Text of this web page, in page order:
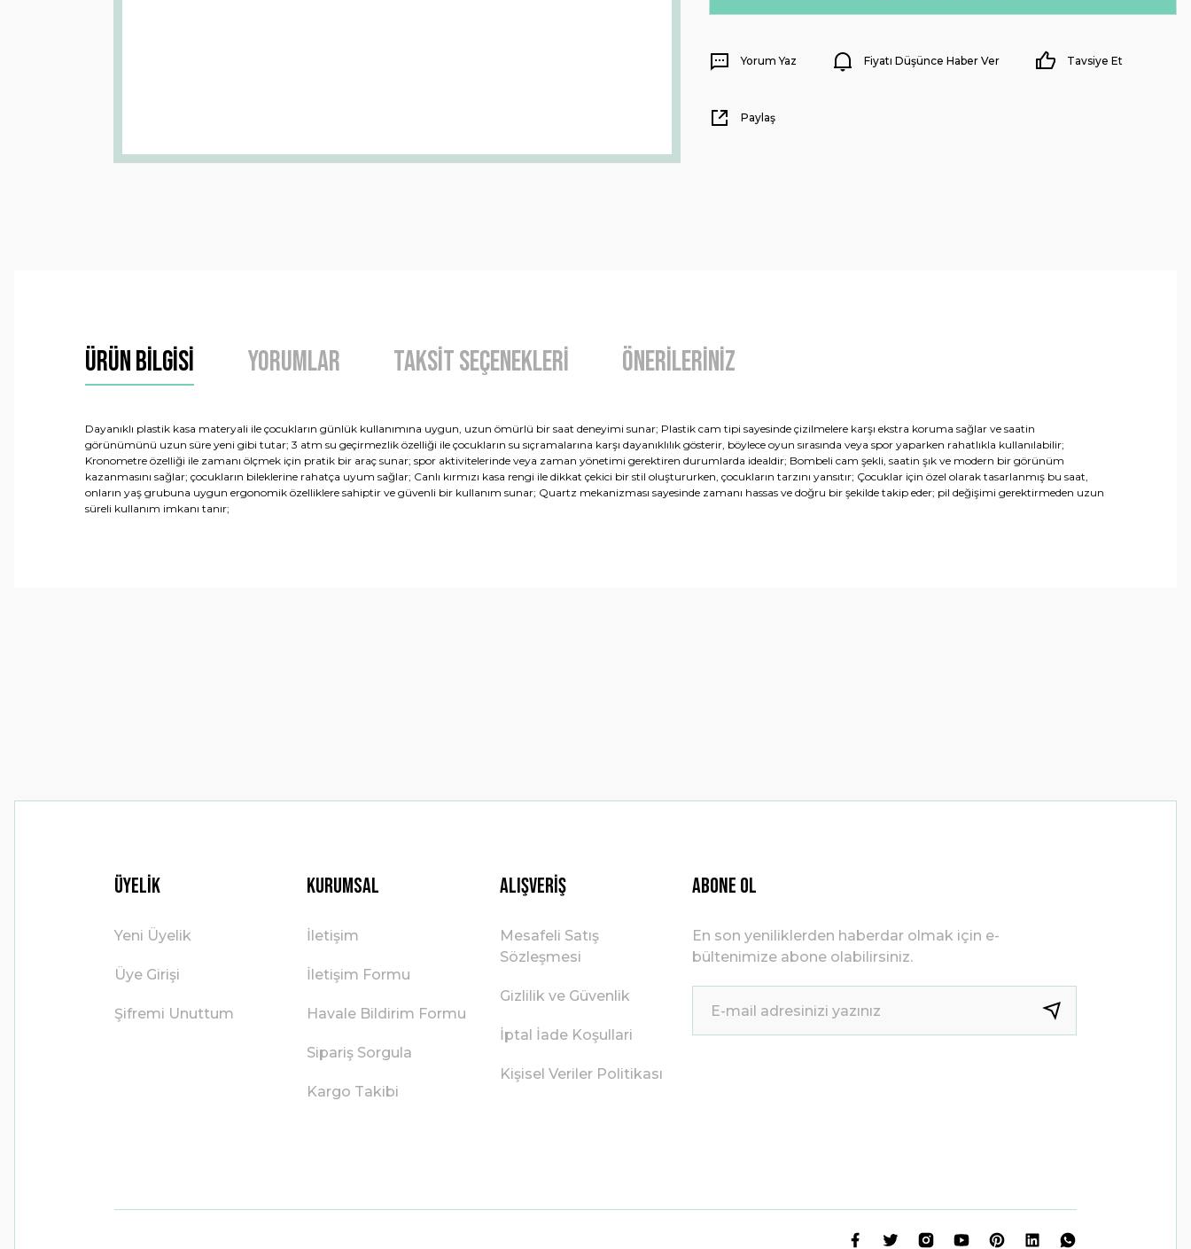
Yorum Yaz Fiyatı Düşünce Haber Ver Tavsiye Et
Paylaş
Ürün Bilgisi Yorumlar Taksit Seçenekleri Önerileriniz
Dayanıklı plastik kasa materyali ile çocukların günlük kullanımına uygun, uzun ömürlü bir saat deneyimi sunar; Plastik cam tipi sayesinde çizilmelere karşı ekstra koruma sağlar ve saatin
görünümünü uzun süre yeni gibi tutar; 3 atm su geçirmezlik özelliği ile çocukların su sıçramalarına karşı dayanıklılık gösterir, böylece oyun sırasında veya spor yaparken rahatlıkla kullanılabilir;
Kronometre özelliği ile zamanı ölçmek için pratik bir araç sunar; spor aktivitelerinde veya zaman yönetimi gerektiren durumlarda idealdir; Bombeli cam şekli, saatin şık ve modern bir görünüm
kazanmasını sağlar; çocukların bileklerine rahatça uyum sağlar; Canlı kırmızı kasa rengi ile dikkat çekici bir stil oluştururken, çocukların tarzını yansıtır; Çocuklar için özel olarak tasarlanmış bu saat,
onların yaş grubuna uygun ergonomik özelliklere sahiptir ve güvenli bir kullanım sunar; Quartz mekanizması sayesinde zamanı hassas ve doğru bir şekilde takip eder; pil değişimi gerektirmeden uzun
süreli kullanım imkanı tanır;
Üyelik
Yeni Üyelik
Üye Girişi
Şifremi Unuttum
Kurumsal
İletişim
İletişim Formu
Havale Bildirim Formu
Sipariş Sorgula
Kargo Takibi
Alışveriş
Mesafeli Satış
Sözleşmesi
Gizlilik ve Güvenlik
İptal İade Koşullari
Kişisel Veriler Politikası
ABONE OL
En son yeniliklerden haberdar olmak için e-
bültenimize abone olabilirsiniz.